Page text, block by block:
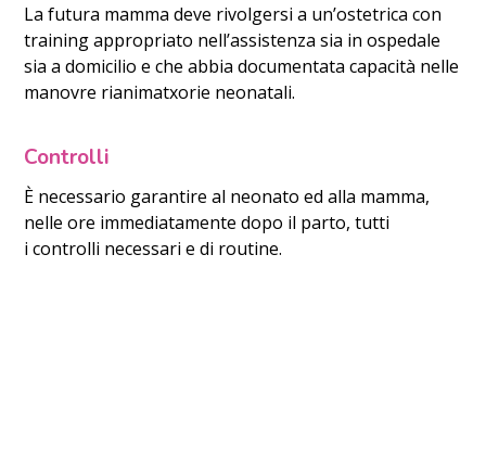
La futura mamma deve rivolgersi a un’ostetrica con
training appropriato nell’assistenza sia in ospedale
sia a domicilio e che abbia documentata capacità nelle
manovre rianimatxorie neonatali.
Controlli
È necessario garantire al neonato ed alla mamma,
nelle ore immediatamente dopo il parto, tutti
i controlli necessari e di routine.